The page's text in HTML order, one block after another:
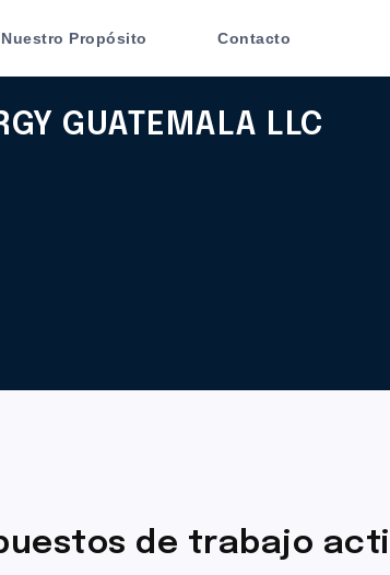
Nuestro Propósito Contacto
GUATEMALA LLC
de trabajo